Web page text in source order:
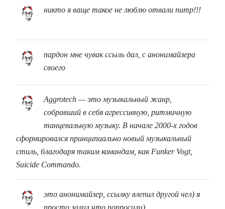
никто я ваще такое не люблю отвали питр!!!
пардон мне чувак ссыль дал, с анонимайзера
своего
Aggrotech — это музыкальный жанр,
собравший в себя агрессивную, ритмичную
танцевальную музыку. В начале 2000-х годов
сформировался принципиально новый музыкальный
стиль, благодаря таким командам, как Funker Vogt,
Suicide Commando.
это анонимайзер, ссылку влепил другой чел) я
просто залил что попросили)